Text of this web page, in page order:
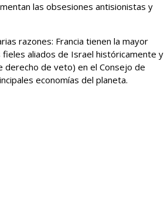
las obsesiones antisionistas y
razones: Francia tienen la mayor
fieles aliados de Israel históricamente y
derecho de veto) en el Consejo de
economías del planeta.